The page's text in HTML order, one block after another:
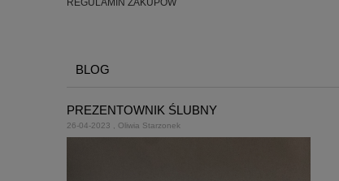
REGULAMIN ZAKUPÓW
BLOG
PREZENTOWNIK ŚLUBNY
26-04-2023 , Oliwia Starzonek